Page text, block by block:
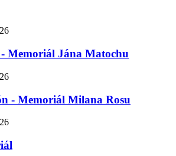
Memoriál Jána Matochu
- Memoriál Milana Rosu